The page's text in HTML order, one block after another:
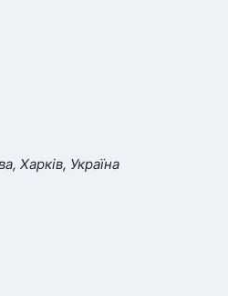
Харків, Україна